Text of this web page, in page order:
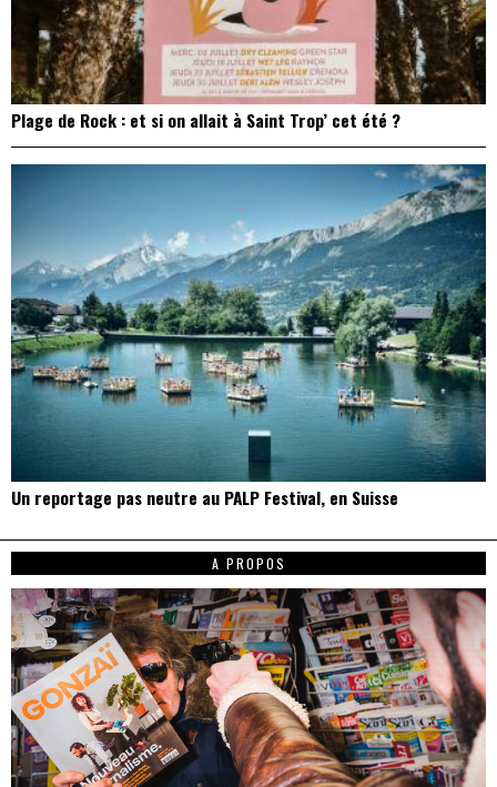
Plage de Rock : et si on allait à Saint Trop’ cet été ?
Un reportage pas neutre au PALP Festival, en Suisse
A PROPOS